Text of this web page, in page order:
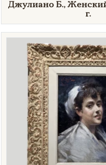
Джулиано Б., Женский
г.